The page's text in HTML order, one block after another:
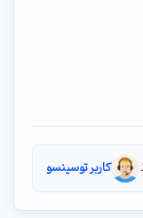
کاربر توسینسو